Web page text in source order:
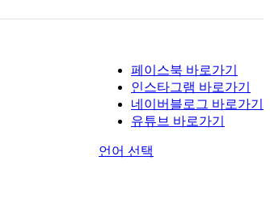
페이스북 바로가기
인스타그램 바로가기
네이버블로그 바로가기
유튜브 바로가기
언어 선택